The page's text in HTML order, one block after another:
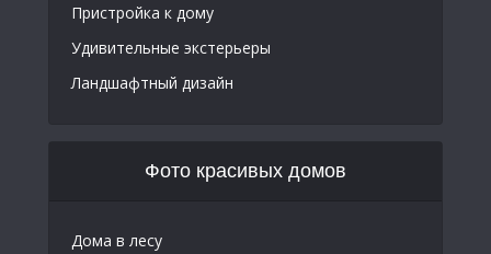
Пристройка к дому
Удивительные экстерьеры
Ландшафтный дизайн
Фото красивых домов
Дома в лесу